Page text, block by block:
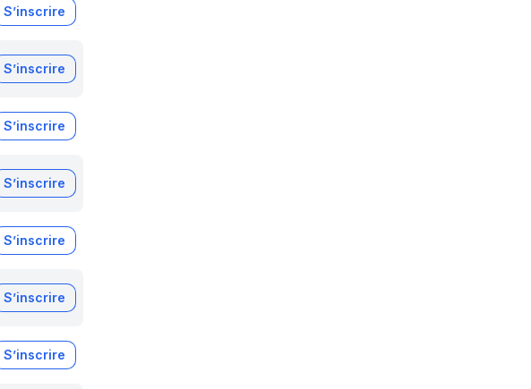
S’inscrire
S’inscrire
S’inscrire
S’inscrire
S’inscrire
S’inscrire
S’inscrire